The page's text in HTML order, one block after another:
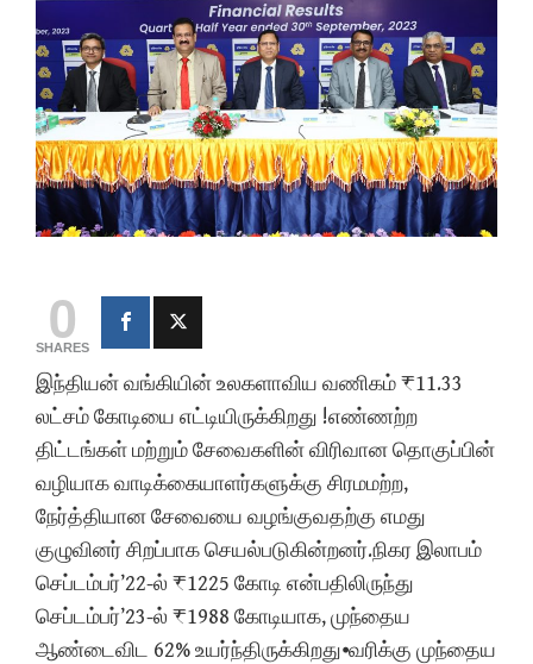
0
SHARES
இந்தியன் வங்கியின் உலகளாவிய வணிகம் ₹11.33
லட்சம் கோடியை எட்டியிருக்கிறது !எண்ணற்ற
திட்டங்கள் மற்றும் சேவைகளின் விரிவான தொகுப்பின்
வழியாக வாடிக்கையாளர்களுக்கு சிரமமற்ற,
நேர்த்தியான சேவையை வழங்குவதற்கு எமது
குழுவினர் சிறப்பாக செயல்படுகின்றனர்.நிகர இலாபம்
செப்டம்பர்’22-ல் ₹1225 கோடி என்பதிலிருந்து
செப்டம்பர்’23-ல் ₹1988 கோடியாக, முந்தைய
ஆண்டைவிட 62% உயர்ந்திருக்கிறது⦁வரிக்கு முந்தைய